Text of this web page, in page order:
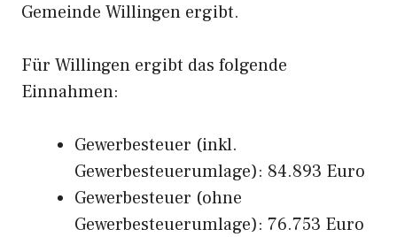
Gemeinde Willingen ergibt.
Für Willingen ergibt das folgende
Einnahmen:
Gewerbesteuer (inkl.
Gewerbesteuerumlage): 84.893 Euro
Gewerbesteuer (ohne
Gewerbesteuerumlage): 76.753 Euro